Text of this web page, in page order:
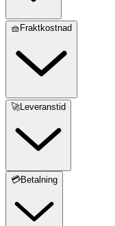
🧺Fraktkostnad
🚀Leveranstid
💳Betalning